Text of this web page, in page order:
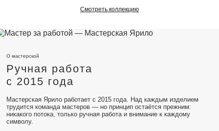
Смотреть коллекцию
О мастерской
Ручная работа
с 2015 года
Мастерская Ярило работает с 2015 года. Над каждым изделием
трудится команда мастеров — но принцип остаётся прежним:
никакого потока, только ручная работа и внимание к каждому
символу.